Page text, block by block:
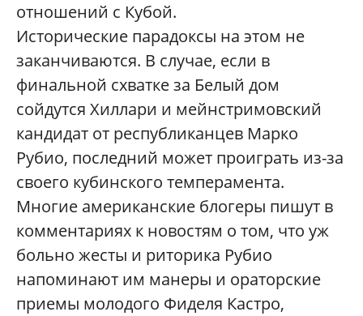
отношений с Кубой.
Исторические парадоксы на этом не
заканчиваются. В случае, если в
финальной схватке за Белый дом
сойдутся Хиллари и мейнстримовский
кандидат от республиканцев Марко
Рубио, последний может проиграть из-за
своего кубинского темперамента.
Многие американские блогеры пишут в
комментариях к новостям о том, что уж
больно жесты и риторика Рубио
напоминают им манеры и ораторские
приемы молодого Фиделя Кастро,